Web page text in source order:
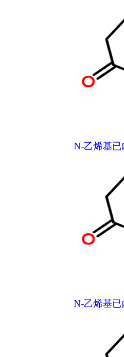
N-乙烯基已
N-乙烯基已